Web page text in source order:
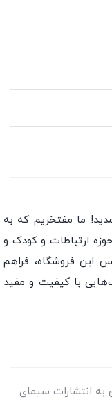
ما مفتخریم که به
ارتباطات و کودک و
این فروشگاه، فراهم
با کیفیت و مفید
به انتشارات سیمای